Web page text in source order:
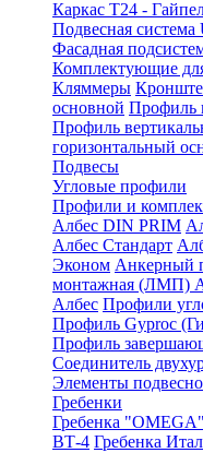
Каркас Т24 -
Подвесная система
Фасадная
Комплектующие
Кляммеры
основной Профиль
Профиль
горизонтальный
Подвесы
Угловые профили
Профили и
Албес DIN PRIM
Албес Стандарт
Эконом Анкерный
монтажная (ЛМП)
Албес Профили
Профиль Gyproc
Профиль
Соединитель
Элементы
Гребенки
Гребенка "OMEGA"
ВТ-4 Гребенка